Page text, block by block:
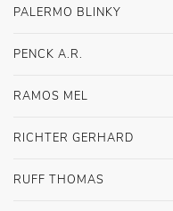
PALERMO BLINKY
PENCK A.R.
RAMOS MEL
RICHTER GERHARD
RUFF THOMAS